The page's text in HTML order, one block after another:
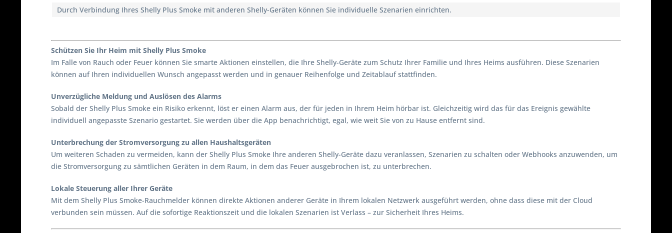
Durch Verbindung Ihres Shelly Plus Smoke mit anderen Shelly-Geräten können Sie individuelle Szenarien einrichten.
Schützen Sie Ihr Heim mit Shelly Plus Smoke
Im Falle von Rauch oder Feuer können Sie smarte Aktionen einstellen, die Ihre Shelly-Geräte zum Schutz Ihrer Familie und Ihres Heims ausführen. Diese Szenarien
können auf Ihren individuellen Wunsch angepasst werden und in genauer Reihenfolge und Zeitablauf stattfinden.
Unverzügliche Meldung und Auslösen des Alarms
Sobald der Shelly Plus Smoke ein Risiko erkennt, löst er einen Alarm aus, der für jeden in Ihrem Heim hörbar ist. Gleichzeitig wird das für das Ereignis gewählte
individuell angepasste Szenario gestartet. Sie werden über die App benachrichtigt, egal, wie weit Sie von zu Hause entfernt sind.
Unterbrechung der Stromversorgung zu allen Haushaltsgeräten
Um weiteren Schaden zu vermeiden, kann der Shelly Plus Smoke Ihre anderen Shelly-Geräte dazu veranlassen, Szenarien zu schalten oder Webhooks anzuwenden, um
die Stromversorgung zu sämtlichen Geräten in dem Raum, in dem das Feuer ausgebrochen ist, zu unterbrechen.
Lokale Steuerung aller Ihrer Geräte
Mit dem Shelly Plus Smoke-Rauchmelder können direkte Aktionen anderer Geräte in Ihrem lokalen Netzwerk ausgeführt werden, ohne dass diese mit der Cloud
verbunden sein müssen. Auf die sofortige Reaktionszeit und die lokalen Szenarien ist Verlass – zur Sicherheit Ihres Heims.